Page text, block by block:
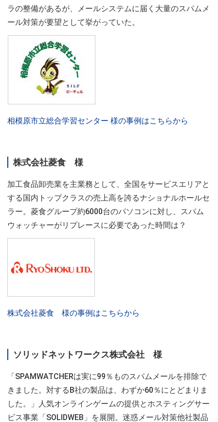
ラの整備があるが、メールシステムに届く大量のスパムメ
ール対策が要望として挙がっていた。
相模原市立総合学習センター 様の事例はこちらから
株式会社菱食 様
加工食品卸売業を主業務として、全国をサービスエリアと
する国内トップクラスの売上高を誇るナショナルホールセ
ラー。菱食グループ約6000台のパソコンに対し、スパム
ウォッチャーがリプレースに必要であった時間は？
株式会社菱食 様の事例はこちらから
ソリッドネットワークス株式会社 様
「SPAMWATCHERは実に99％ものスパムメールを排除で
きました。対するB社の製品は、わずか60％にとどまりま
した。」人気オンラインゲームの提供とホスティングサー
ビス事業「SOLIDWEB」を展開。迷惑メール対策他社製品